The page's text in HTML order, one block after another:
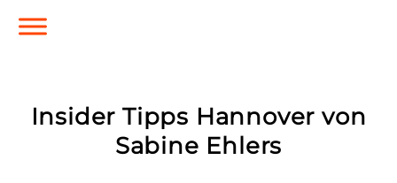
Insider Tipps Hannover von
Sabine Ehlers